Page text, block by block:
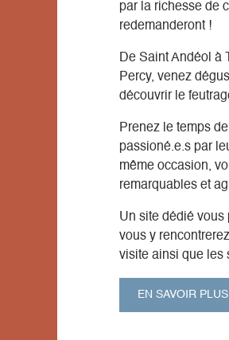
par la richesse de
redemanderont !
De Saint Andéol à
Percy, venez
découvrir le
Prenez le temps
passioné.e.s par
même occasion,
remarquables et
Un site dédié vous
vous y
visite ainsi que les
EN SAVOIR PLUS